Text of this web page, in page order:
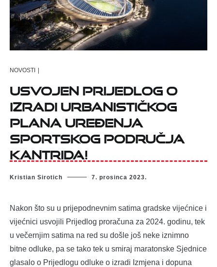
NOVOSTI |
Usvojen Prijedlog o
izradi Urbanističkog
plana uređenja
sportskog područja
Kantrida!
Kristian Sirotich 7. prosinca 2023.
Nakon što su u prijepodnevnim satima gradske vijećnice i
vijećnici usvojili Prijedlog proračuna za 2024. godinu, tek
u večernjim satima na red su došle još neke iznimno
bitne odluke, pa se tako tek u smiraj maratonske Sjednice
glasalo o Prijedlogu odluke o izradi Izmjena i dopuna